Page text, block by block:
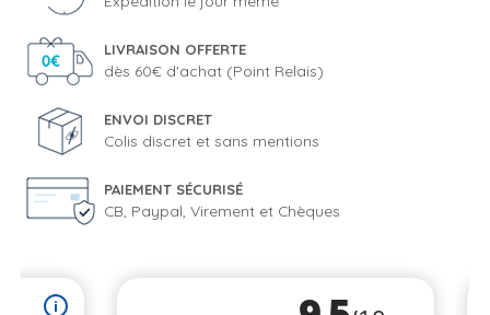
LIVRAISON OFFERTE
dès 60€ d'achat (Point Relais)
ENVOI DISCRET
Colis discret et sans mentions
PAIEMENT SÉCURISÉ
CB, Paypal, Virement et Chèques